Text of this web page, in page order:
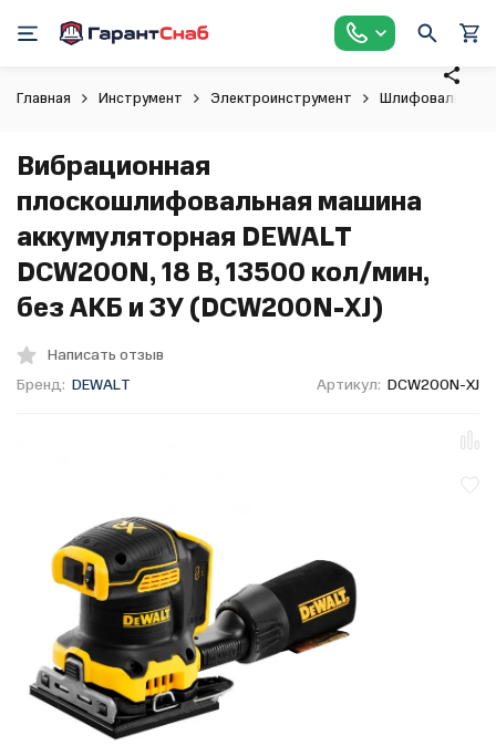
Главная Инструмент Электроинструмент Шлифовальные
Вибрационная
плоскошлифовальная машина
аккумуляторная DEWALT
DCW200N, 18 В, 13500 кол/мин,
без АКБ и ЗУ (DCW200N-XJ)
Написать отзыв
Бренд: DEWALT Артикул: DCW200N-XJ